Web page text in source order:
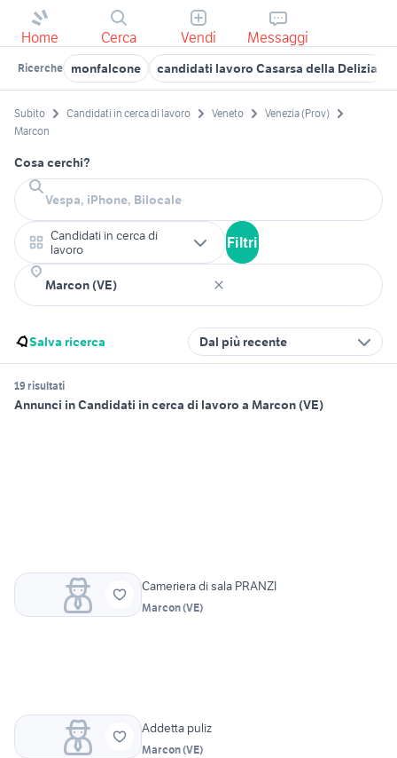
Home Cerca Vendi Messaggi
Ricerche monfalcone candidati lavoro Casarsa della Delizia
Subito Candidati in cerca di lavoro Veneto
Venezia (Prov)
Marcon
Cosa cerchi?
Candidati in cerca di
lavoro
Filtri
Salva ricerca Dal più recente
19 risultati
Annunci in Candidati in cerca di lavoro a Marcon (VE)
Cameriera di sala PRANZI
Marcon(VE)
Addetta puliz
Marcon(VE)